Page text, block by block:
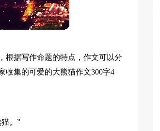
根据写作命题的特点，作文可以分
收集的可爱的大熊猫作文300字4
。”